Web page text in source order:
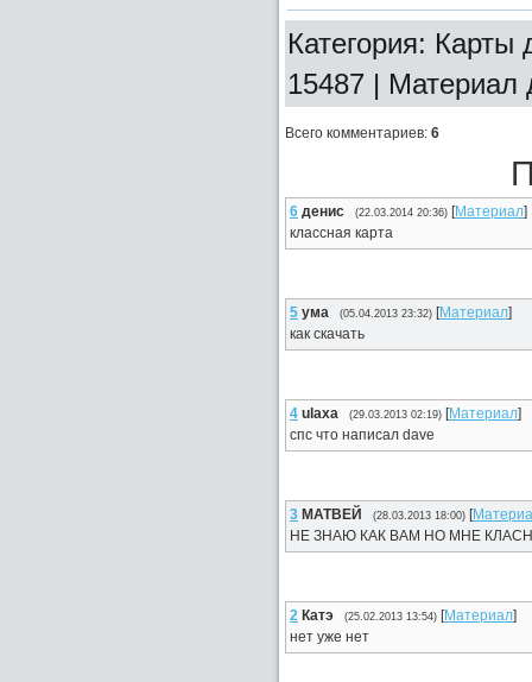
Категория: Карты
15487 | Материал
Всего комментариев: 6
6 денис (22.03.2014 20:36) [Материал]
классная картa
5 ума (05.04.2013 23:32) [Материал]
как скачать
4 ulaxa (29.03.2013 02:19) [Материал]
спс что написал dave
3 МАТВЕЙ (28.03.2013 18:00) [
НЕ ЗНАЮ КАК ВАМ НО МНЕ
2 Катэ (25.02.2013 13:54) [Материал]
нет уже нет